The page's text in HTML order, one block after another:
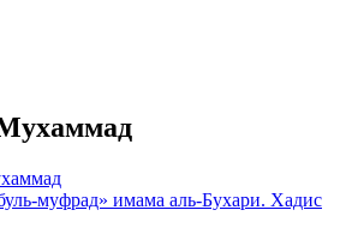
муфрад» имама аль-Бухари. Хадис